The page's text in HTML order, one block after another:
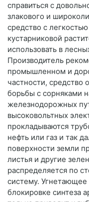
справиться с
злакового и
средство с
кустарниковой
использовать в
Производитель
промышленном и
частности, средство
борьбы с сорняками
железнодорожных
высоковольтных
прокладываются
нефть или газ и так
поверхности земли
листья и другие
распределяется по
систему. Угнетающее
блокировке синтеза